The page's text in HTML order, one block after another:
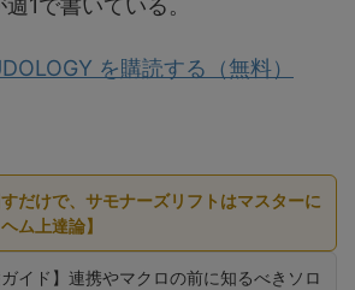
1で書いている。
を購読する（無料）
だけで、サモナーズリフトはマスターに
ム上達論】
ガイド】連携やマクロの前に知るべきソロ